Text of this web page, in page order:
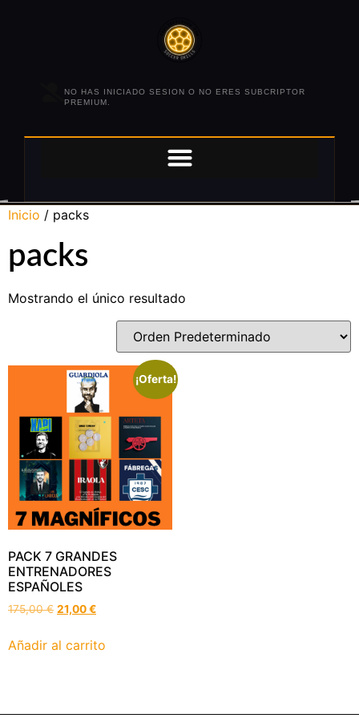
NO HAS INICIADO SESION O NO ERES SUBCRIPTOR
PREMIUM.
Inicio / packs
packs
Mostrando el único resultado
¡Oferta!
PACK 7 GRANDES
ENTRENADORES
ESPAÑOLES
175,00€ 21,00€
Añadir al carrito